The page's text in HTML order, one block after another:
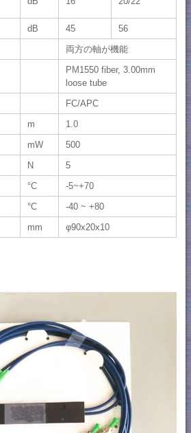
dB 45
56
両方の軸が機能
PM1550 fiber, 3.00mm
loose tube
FC/APC
m
1.0
mW
500
N
5
°C
-5~+70
°C
-40 ~ +80
mm φ90x20x10